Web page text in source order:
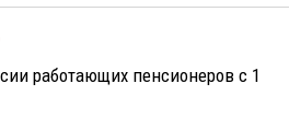
работающих пенсионеров с 1